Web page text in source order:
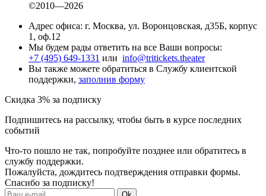
©2010—2026
Адрес офиса: г. Москва, ул. Воронцовская, д35Б, корпус
1, оф.12
Мы будем рады ответить на все Ваши вопросы:
+7 (495) 649-1331 или info@tritickets.theater
Вы также можете обратиться в Службу клиентской
поддержки, заполнив форму
Скидка 3% за подписку
Подпишитесь на рассылку, чтобы быть в курсе последних
событий
Что-то пошло не так, попробуйте позднее или обратитесь в
службу поддержки.
Пожалуйста, дождитесь подтверждения отправки формы.
Спасибо за подписку!